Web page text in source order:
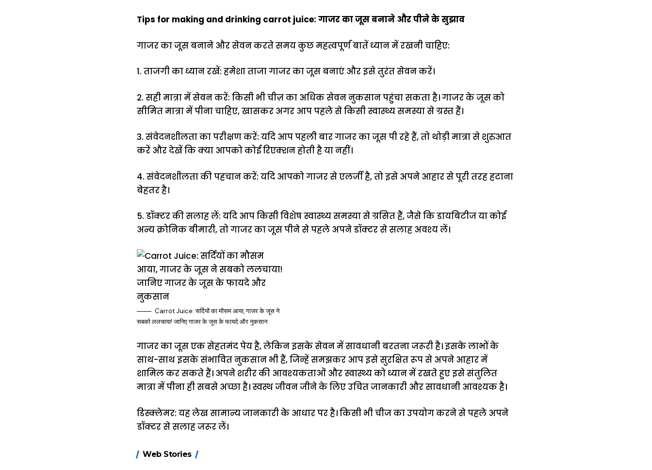
Tips for making and drinking carrot juice: गाजर का जूस बनाने और पीने के सुझाव
गाजर का जूस बनाने और सेवन करते समय कुछ महत्वपूर्ण बातें ध्यान में रखनी चाहिए:
1. ताजगी का ध्यान रखें: हमेशा ताजा गाजर का जूस बनाएं और इसे तुरंत सेवन करें।
2. सही मात्रा में सेवन करें: किसी भी चीज़ का अधिक सेवन नुकसान पहुंचा सकता है। गाजर के जूस को
सीमित मात्रा में पीना चाहिए, खासकर अगर आप पहले से किसी स्वास्थ्य समस्या से ग्रस्त हैं।
3. संवेदनशीलता का परीक्षण करें: यदि आप पहली बार गाजर का जूस पी रहे हैं, तो थोड़ी मात्रा से शुरुआत
करें और देखें कि क्या आपको कोई रिएक्शन होती है या नहीं।
4. संवेदनशीलता की पहचान करें: यदि आपको गाजर से एलर्जी है, तो इसे अपने आहार से पूरी तरह हटाना
बेहतर है।
5. डॉक्टर की सलाह लें: यदि आप किसी विशेष स्वास्थ्य समस्या से ग्रसित हैं, जैसे कि डायबिटीज या कोई
अन्य क्रोनिक बीमारी, तो गाजर का जूस पीने से पहले अपने डॉक्टर से सलाह अवश्य लें।
Carrot Juice: सर्दियों का मौसम आया, गाजर के जूस ने
सबको ललचाया! जानिए गाजर के जूस के फायदे और नुकसान
गाजर का जूस एक सेहतमंद पेय है, लेकिन इसके सेवन में सावधानी बरतना जरूरी है। इसके लाभों के
साथ-साथ इसके संभावित नुकसान भी हैं, जिन्हें समझकर आप इसे सुरक्षित रूप से अपने आहार में
शामिल कर सकते हैं। अपने शरीर की आवश्यकताओं और स्वास्थ्य को ध्यान में रखते हुए इसे संतुलित
मात्रा में पीना ही सबसे अच्छा है। स्वस्थ जीवन जीने के लिए उचित जानकारी और सावधानी आवश्यक है।
डिस्क्लेमर: यह लेख सामान्य जानकारी के आधार पर है। किसी भी चीज का उपयोग करने से पहले अपने
डॉक्टर से सलाह जरूर लें।
Web Stories
होंगे FASTag के